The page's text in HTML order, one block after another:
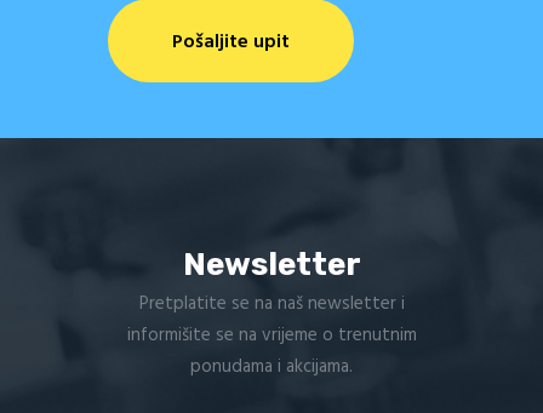
Pošaljite upit
Newsletter
Pretplatite se na naš newsletter i
informišite se na vrijeme o trenutnim
ponudama i akcijama.